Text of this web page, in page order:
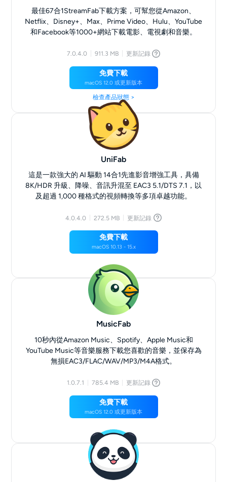
最佳67合1StreamFab下載方案，可幫您從Amazon、
Netflix、Disney+、Max、Prime Video、Hulu、YouTube
和Facebook等1000+網站下載電影、電視劇和音樂。
7.0.4.0 911.3 MB 更新記錄
免費下載
macOS 12.0 或更新版本
檢查產品狀態 >
UniFab
這是一款強大的 AI 驅動 14合1先進影音增強工具，具備
8K/HDR 升級、降噪、音訊升混至 EAC3 5.1/DTS 7.1，以
及超過 1,000 種格式的視頻轉換等多項卓越功能。
4.0.4.0 272.5 MB 更新記錄
免費下載
macOS 10.13 - 15.x
MusicFab
10秒內從Amazon Music、Spotify、Apple Music和
YouTube Music等音樂服務下載您喜歡的音樂，並保存為
無損EAC3/FLAC/WAV/MP3/M4A格式。
1.0.7.1 785.4 MB 更新記錄
免費下載
macOS 12.0 或更新版本